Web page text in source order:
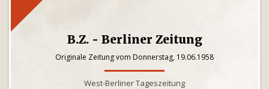
B.Z. - Berliner Zeitung
Originale Zeitung vom Donnerstag, 19.06.1958
West-Berliner Tageszeitung